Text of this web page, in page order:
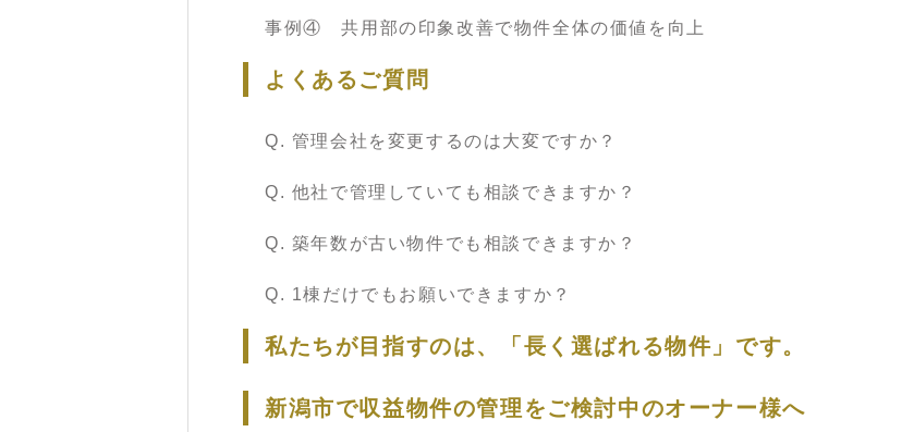
事例④ 共用部の印象改善で物件全体の価値を向上
よくあるご質問
Q. 管理会社を変更するのは大変ですか？
Q. 他社で管理していても相談できますか？
Q. 築年数が古い物件でも相談できますか？
Q. 1棟だけでもお願いできますか？
私たちが目指すのは、「長く選ばれる物件」です。
新潟市で収益物件の管理をご検討中のオーナー様へ